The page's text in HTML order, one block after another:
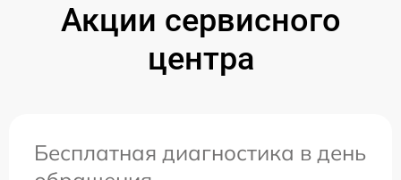
Акции сервисного
центра
Бесплатная диагностика в день